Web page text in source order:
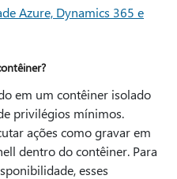
Azure, Dynamics 365 e
em um contêiner isolado
privilégios mínimos.
ações como gravar em
dentro do contêiner. Para
esses